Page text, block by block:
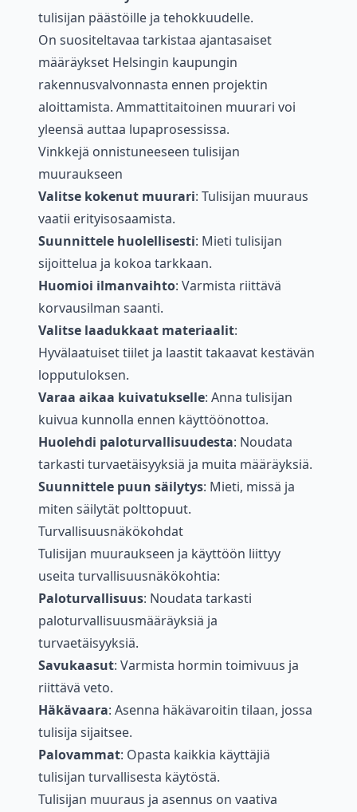
tulisijan päästöille ja tehokkuudelle.
On suositeltavaa tarkistaa ajantasaiset
määräykset Helsingin kaupungin
rakennusvalvonnasta ennen projektin
aloittamista. Ammattitaitoinen muurari voi
yleensä auttaa lupaprosessissa.
Vinkkejä onnistuneeseen tulisijan
muuraukseen
Valitse kokenut muurari: Tulisijan muuraus
vaatii erityisosaamista.
Suunnittele huolellisesti: Mieti tulisijan
sijoittelua ja kokoa tarkkaan.
Huomioi ilmanvaihto: Varmista riittävä
korvausilman saanti.
Valitse laadukkaat materiaalit:
Hyvälaatuiset tiilet ja laastit takaavat kestävän
lopputuloksen.
Varaa aikaa kuivatukselle: Anna tulisijan
kuivua kunnolla ennen käyttöönottoa.
Huolehdi paloturvallisuudesta: Noudata
tarkasti turvaetäisyyksiä ja muita määräyksiä.
Suunnittele puun säilytys: Mieti, missä ja
miten säilytät polttopuut.
Turvallisuusnäkökohdat
Tulisijan muuraukseen ja käyttöön liittyy
useita turvallisuusnäkökohtia:
Paloturvallisuus: Noudata tarkasti
paloturvallisuusmääräyksiä ja
turvaetäisyyksiä.
Savukaasut: Varmista hormin toimivuus ja
riittävä veto.
Häkävaara: Asenna häkävaroitin tilaan, jossa
tulisija sijaitsee.
Palovammat: Opasta kaikkia käyttäjiä
tulisijan turvallisesta käytöstä.
Tulisijan muuraus ja asennus on vaativa